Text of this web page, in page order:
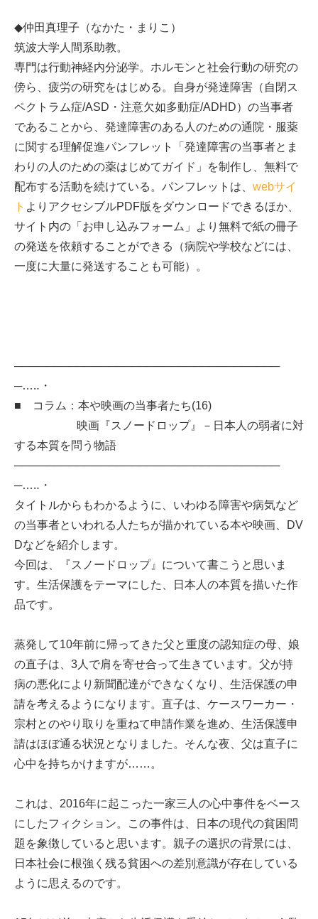
◆仲田真理子（なかた・まりこ）
筑波大学人間系助教。
専門は行動神経内分泌学。ホルモンと社会行動の研究の
傍ら、疲労の研究をはじめる。自身が発達障害（自閉ス
ペクトラム症/ASD・注意欠如多動症/ADHD）の当事者
であることから、発達障害のある人のための通院・服薬
に関する理解促進パンフレット「発達障害の当事者とま
わりの人のための薬はじめてガイド」を制作し、無料で
配布する活動を続けている。パンフレットは、 webサイ
ト よりアクセシブルPDF版をダウンロードできるほか、
サイト内の「お申し込みフォーム」より無料で紙の冊子
の発送を依頼することができる（病院や学校などには、
一度に大量に発送することも可能）。
──────────────────────────────────
─…‥・
■ コラム：本や映画の当事者たち(16)
映画『スノードロップ』－日本人の弱者に対
する本質を問う物語
──────────────────────────────────
─…‥・
タイトルからもわかるように、いわゆる障害や病気など
の当事者といわれる人たちが描かれている本や映画、DV
Dなどを紹介します。
今回は、『スノードロップ』について書こうと思いま
す。生活保護をテーマにした、日本人の本質を描いた作
品です。
蒸発して10年前に帰ってきた父と重度の認知症の母、娘
の直子は、3人で肩を寄せ合って生きています。父が持
病の悪化により新聞配達ができなくなり、生活保護の申
請を考えるようになります。直子は、ケースワーカー・
宗村とのやり取りを重ねて申請作業を進め、生活保護申
請はほぼ通る状況となりました。そんな夜、父は直子に
心中を持ちかけますが……。
これは、2016年に起こった一家三人の心中事件をベース
にしたフィクション。この事件は、日本の現代の貧困問
題を象徴していると思います。親子の選択の背景には、
日本社会に根強く残る貧困への差別意識が存在している
ように思えるのです。